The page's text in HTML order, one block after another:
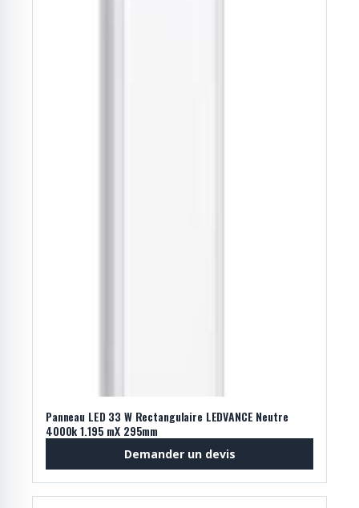
Panneau LED 33 W Rectangulaire LEDVANCE Neutre
4000k 1.195 mX 295mm
Demander un devis